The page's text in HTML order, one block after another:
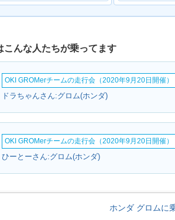
こんな人たちが乗ってます
OKI GROMerチームの走行会（2020年9月20日開催）
ドラちゃんさん:グロム(ホンダ)
OKI GROMerチームの走行会（2020年9月20日開催）
ひーとーさん:グロム(ホンダ)
ホンダ グロムに